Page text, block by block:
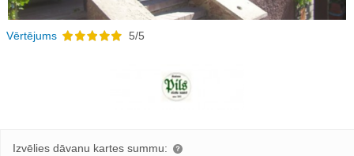
Vērtējums 5/5
Izvēlies dāvanu kartes summu: